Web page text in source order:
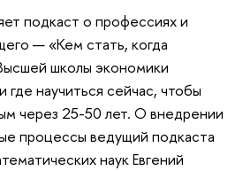
подкаст о профессиях и
— «Кем стать, когда
школы экономики
где научиться сейчас, чтобы
через 25-50 лет. О внедрении
процессы ведущий подкаста
наук Евгений